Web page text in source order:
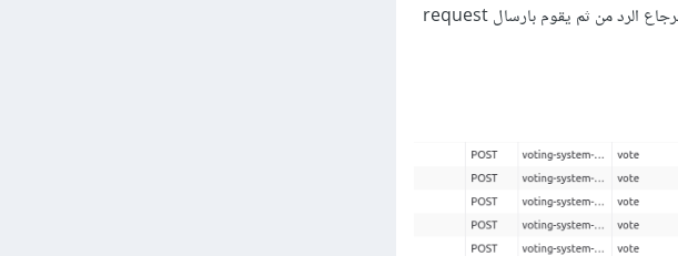
كيف بامكاني المنع من ارسال request اكثر من مرة اي ينتظر حتى يتم الحفظ و اقوم باسترجاع الرد من ثم يقوم بارسال request